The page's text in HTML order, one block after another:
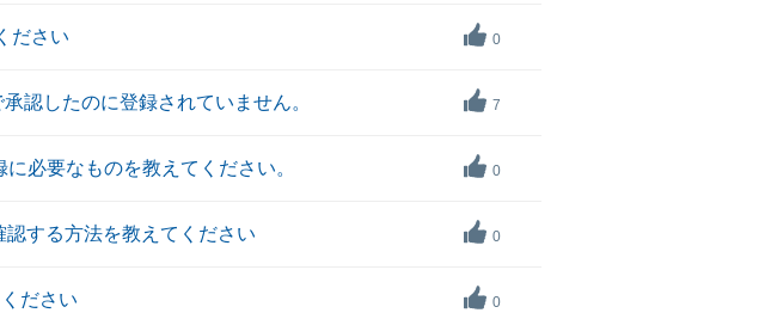
ださい 0
認したのに登録されていません。 7
必要なものを教えてください。 0
認する方法を教えてください 0
ださい 0